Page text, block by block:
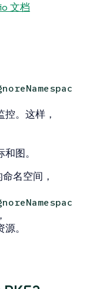
文档
。这样，
图。
名空间，
。